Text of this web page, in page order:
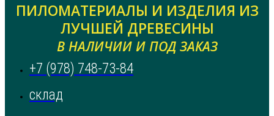
ПИЛОМАТЕРИАЛЫ И ИЗДЕЛИЯ ИЗ
ЛУЧШЕЙ ДРЕВЕСИНЫ
В НАЛИЧИИ И ПОД ЗАКАЗ
+7 (978) 748-73-84
склад